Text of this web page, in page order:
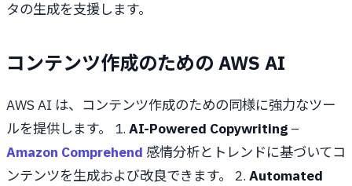
タの生成を支援します。
コンテンツ作成のための AWS AI
AWS AI は、コンテンツ作成のための同様に強力なツー
ルを提供します。 1. AI-Powered Copywriting –
Amazon Comprehend 感情分析とトレンドに基づいてコ
ンテンツを生成および改良できます。 2. Automated